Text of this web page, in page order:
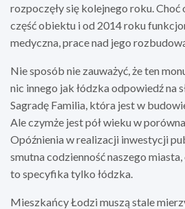
rozpoczęły się kolejnego roku. Choć
część obiektu i od 2014 roku
medyczna, prace nad jego
Nie sposób nie zauważyć, że ten
nic innego jak łódzka odpowiedź na
Sagradę Familia, która jest w
Ale czymże jest pół wieku w
Opóźnienia w realizacji inwestycji
smutna codzienność naszego
to specyfika tylko łódzka.
Mieszkańcy Łodzi muszą stale